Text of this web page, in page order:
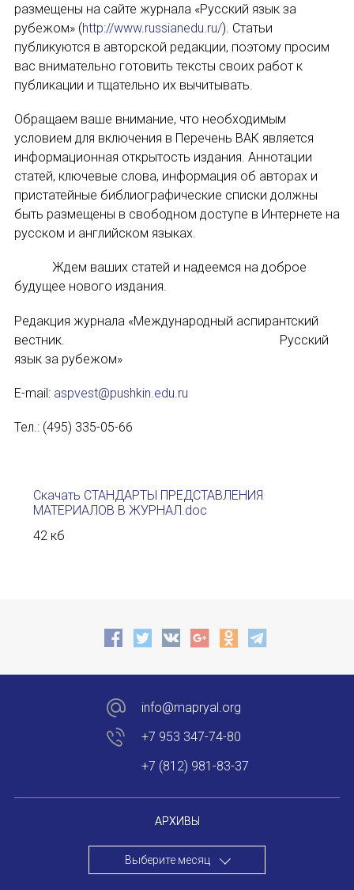
XVI КОНГРЕСС МАПРЯЛ
РУССКИЙ ЯЗЫК В МИРЕ
ПРОЕКТЫ
Научно-практические семинары по
Международная конференция по РКИ в
Международный форум TERRA RUSISTICA в
Семинар в Абу-Даби: Русский язык и
Комплексное исследование
Международный форум TERRA RUSISTICA в
«Вопросы русского языка в юридических
Конференция по переводу в Малаге
«Дар речи: развитие языковой способности
Международный образовательно-
info@mapryal.org
размещены на сайте журнала «Русский язык за
рубежом» (http://www.russianedu.ru/). Статьи
публикуются в авторской редакции, поэтому просим
вас внимательно готовить тексты своих работ к
публикации и тщательно их вычитывать.
Обращаем ваше внимание, что необходимым
условием для включения в Перечень ВАК является
информационная открытость издания. Аннотации
статей, ключевые слова, информация об авторах и
пристатейные библиографические списки должны
быть размещены в свободном доступе в Интернете на
русском и английском языках.
Ждем ваших статей и надеемся на доброе
будущее нового издания.
Редакция журнала «Международный аспирантский
вестник. Русский
язык за рубежом»
E-mail: aspvest@pushkin.edu.ru
Тел.: (495) 335-05-66
Скачать СТАНДАРТЫ ПРЕДСТАВЛЕНИЯ
МАТЕРИАЛОВ В ЖУРНАЛ.doc
42 кб
АРХИВЫ
Выберите месяц
info@mapryal.org
+7 953 347-74-80
+7 (812) 981-83-37
E-MAIL
Подписаться